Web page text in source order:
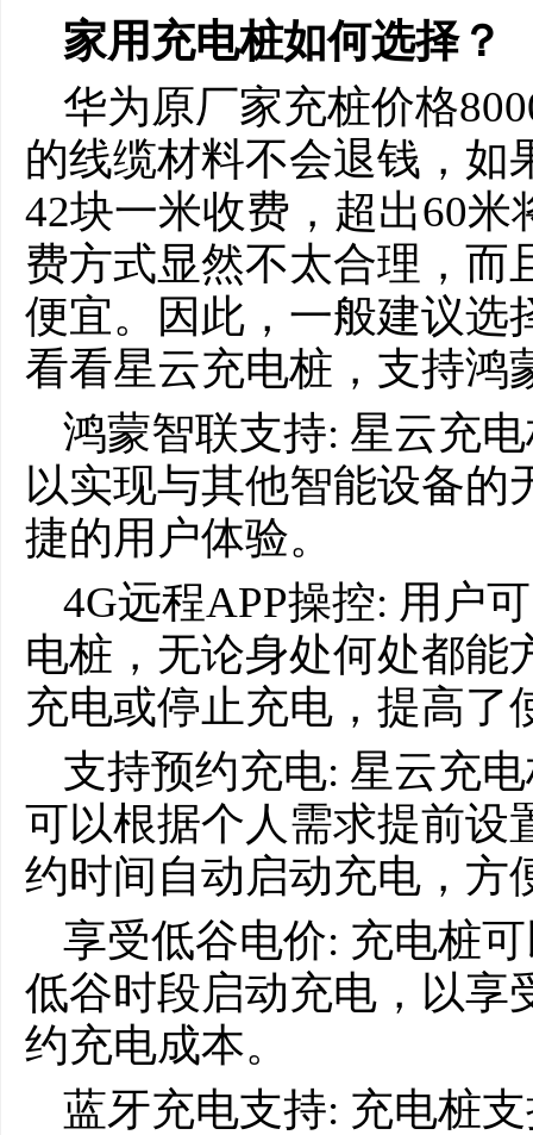
家用充电桩如何选择？
华为原厂家充桩价格
的线缆材料不会退钱，如
42块一米收费，超出60
费方式显然不太合理，而
便宜。因此，一般建议选
看看星云充电桩，支持鸿
鸿蒙智联支持: 星云充
以实现与其他智能设备的
捷的用户体验。
4G远程APP操控: 用户
电桩，无论身处何处都能
充电或停止充电，提高了
支持预约充电: 星云充
可以根据个人需求提前设
约时间自动启动充电，方
享受低谷电价: 充电桩
低谷时段启动充电，以享
约充电成本。
蓝牙充电支持: 充电桩